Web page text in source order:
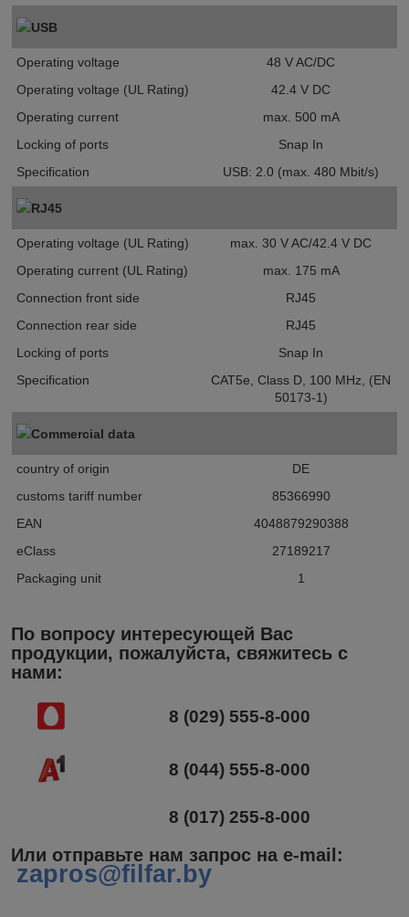
USB
Operating voltage
48 V AC/DC
Operating voltage (UL Rating)
42.4 V DC
Operating current
max. 500 mA
Locking of ports
Snap In
Specification
USB: 2.0 (max. 480 Mbit/s)
RJ45
Operating voltage (UL Rating)
max. 30 V AC/42.4 V DC
Operating current (UL Rating)
max. 175 mA
Connection front side
RJ45
Connection rear side
RJ45
Locking of ports
Snap In
Specification
CAT5e, Class D, 100 MHz, (EN
50173-1)
Commercial data
country of origin
DE
customs tariff number
85366990
EAN
4048879290388
eClass
27189217
Packaging unit
1
По вопросу интересующей Вас
продукции, пожалуйста, свяжитесь с
нами:
8 (029) 555-8-000
8 (044) 555-8-000
8 (017) 255-8-000
Или отправьте нам запрос на e-mail :
zapros@filfar.by